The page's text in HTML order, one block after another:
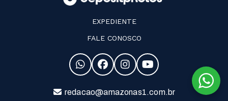
EXPEDIENTE
FALE CONOSCO
redacao@amazonas1.com.br